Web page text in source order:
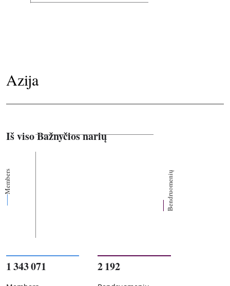
Azija
Iš viso Bažnyčios narių
Members Bendruomenių
1 343 071 2 192